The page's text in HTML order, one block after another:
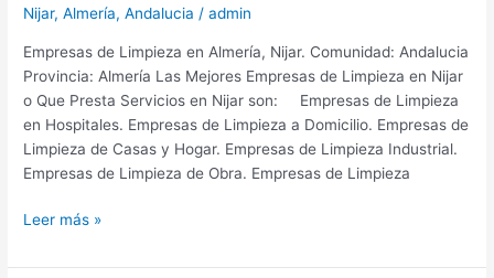
El
Provincia
Almería
Nijar,Almería,Andalucia /admin
Empresas de Limpieza en Almería, Nijar. Comunidad: Andalucia
Provincia: Almería Las Mejores Empresas de Limpieza en Nijar
o Que Presta Servicios en Nijar son: Empresas de Limpieza
en Hospitales. Empresas de Limpieza a Domicilio. Empresas de
Limpieza de Casas y Hogar. Empresas de Limpieza Industrial.
Empresas de Limpieza de Obra. Empresas de Limpieza
Empresas
Limpieza
Leer más »